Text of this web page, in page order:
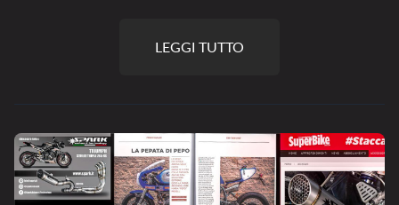
LEGGI TUTTO